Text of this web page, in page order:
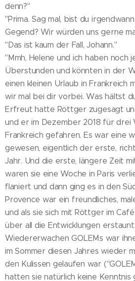
denn?"
"Prima. Sag mal, bist du
Gegend? Wir würden uns gerne
"Das ist kaum der Fall, Johann."
"Mmh, Helene und ich haben noch
Überstunden und könnten in der
einen kleinen Urlaub in Frankreich
wir mal bei dir vorbei. Was hältst
Erfreut hatte Röttger zugesagt
und er im Dezember 2018 für drei
Frankreich gefahren. Es war eine
gewesen, eigentlich der erste,
Jahr. Und die erste, längere Zeit
waren sie eine Woche in Paris
flaniert und dann ging es in den
Provence war ein freundliches,
und als sie sich mit Röttger im
über all die Entwicklungen
Wiedererwachen GOLEMs war
im Sommer diesen Jahres wieder
den Kulissen gelaufen war
hatten sie natürlich keine Kenntnis